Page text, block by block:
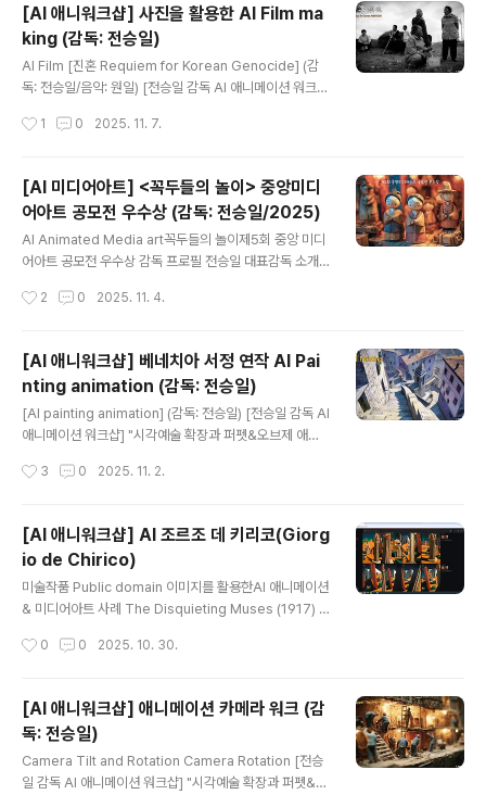
데 극우 성향 검사는 이에 불복하여 "즉시항고'(2024.08.
30)와 "재항고"(2025.04.08)를 반복하였고, 이로 인해
재심 개시가 지연되면서 대법원까지 사건이 올라갔습니다.
그리고 2025년 5월 28일 대법원은 대법관 4명의 일치된
재심이 열릴수 있게 되었습니다. 그런데 재심 재판부가 잡
[AI 애니워크샵] 사진을 활용한 AI Film ma
king (감독: 전승일)
AI Film [진혼 Requiem for Korean Genocide] (감
독: 전승일/음악: 원일) [전승일 감독 AI 애니메이션 워크
감독 AI 애니메이션 워크샵] "시각예술 확장과 퍼펫&오브
대표감독 소개2025년 업데이트 전승일 全承逸 Chon S
eung-il Biography 1965년 출생명지고등학교 졸업서
울대학교 미술대학 서양화과 졸업동국대학교 대학원 연극
영화과 졸업www.iloveautomata.com contact to e-
mail : aniexe@daum.net mobile : 010-5267-795
승일 ..
1 0 2025. 11. 7.
[AI 미디어아트] <꼭두들의 놀이> 중앙미디
어아트 공모전 우수상 (감독: 전승일/2025)
AI Animated Media art꼭두들의 놀이제5회 중앙 미디
어아트 공모전 우수상 감독 프로필 전승일 대표감독 소개2
aphy 1965년 출생명지고등학교 졸업서울대학교 미술대
대학교 영상대학원 교수 역임조선대www.iloveautomat
a.com 우리나라는 고대 삼국시대부터 근대 조선시대에
이르기까지 토우, 장승, 솟대, 나무꼭두, 굿인형, 꼭두각시
놀음, 산대놀이, 만석중놀이, 탈춤 등 다양한 전통 인형과
연행 예술이 있었다. 꼭두는 인형의 순우리말이다. 꼭두는
래하여 ‘사람의 형상을 본따 만든 물건’을 칭하는 말로 쓰여
2 0 2025. 11. 4.
[AI 애니워크샵] 베네치아 서정 연작 AI Pai
nting animation (감독: 전승일)
[AI painting animation] (감독: 전승일) [전승일 감독 AI
애니메이션 워크샵] "시각예술 확장과 퍼펫&오브제 애니
제 애니메이션을 중심으로" (11월중 개강)전승일 감독 프
n International Film Festival. All Rights Reserved.
제30회 부산국제영화제 공식 트레일러 제30회 부산국제
www.iloveautomata.com contact to e-mail : anie
xe@daum.netmobile : 010-5267-7954 A..
3 0 2025. 11. 2.
[AI 애니워크샵] AI 조르조 데 키리코(Giorg
io de Chirico)
미술작품 Public domain 이미지를 활용한AI 애니메이션
& 미디어아트 사례 The Disquieting Muses (1917) T
he Infinite (1912) The Soothsayer's Recompens
ng of Love (1912) The Great Tower (1921) [AI 조
르조 데 키리코 Giorgio de Chirico] (감독: 전승일) [전
승일 감독 AI 애니메이션 워크샵] "시각예술 확장과 퍼펫&
오브제 애니메이션" [전승일 감독 AI 애니메이션 워크샵]
"퍼펫&오브제 애니메이션을 중심으로" (11월중 ..
0 0 2025. 10. 30.
[AI 애니워크샵] 애니메이션 카메라 워크 (감
독: 전승일)
Camera Tilt and Rotation Camera Rotation [전승
일 감독 AI 애니메이션 워크샵] "시각예술 확장과 퍼펫&오